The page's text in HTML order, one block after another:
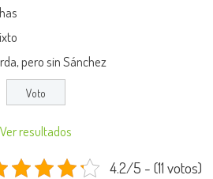
pero sin Sánchez
Ver resultados
4.2/5 - (11 votos)